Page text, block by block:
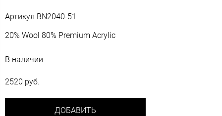
Артикул ВN2040-51
20% Wool 80% Premium Acrylic
В наличии
2520 руб.
ДОБАВИТЬ